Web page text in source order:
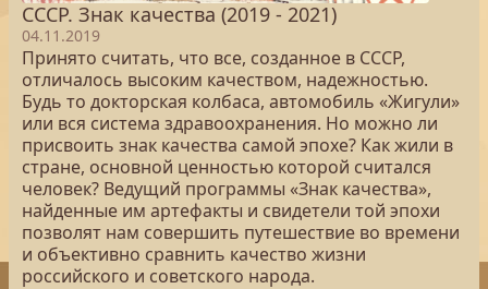
СССР. Знак качества (2019 - 2021)
04.11.2019
Принято считать, что все, созданное в СССР,
отличалось высоким качеством, надежностью.
Будь то докторская колбаса, автомобиль «Жигули»
или вся система здравоохранения. Но можно ли
присвоить знак качества самой эпохе? Как жили в
стране, основной ценностью которой считался
человек? Ведущий программы «Знак качества»,
найденные им артефакты и свидетели той эпохи
позволят нам совершить путешествие во времени
и объективно сравнить качество жизни
российского и советского народа.